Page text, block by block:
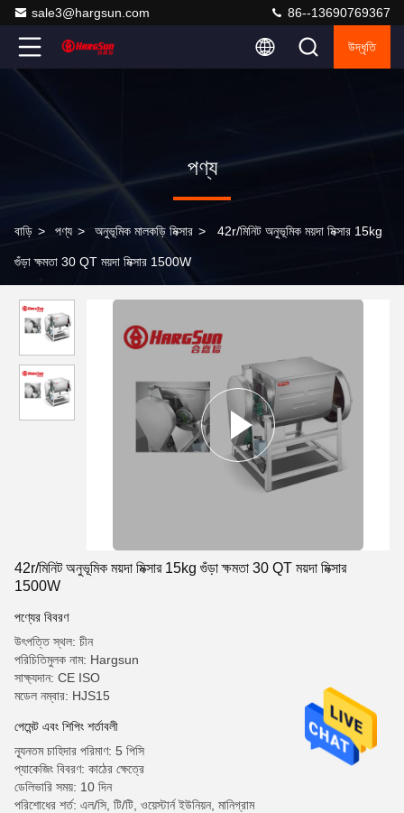
sale3@hargsun.com 86--13690769367
উদ্ধৃতি
পণ্য
বাড়ি > পণ্য > অনুভূমিক মালকড়ি মিক্সার > 42r/মিনিট অনুভূমিক ময়দা মিক্সার 15kg
গুঁড়া ক্ষমতা 30 QT ময়দা মিক্সার 1500W
42r/মিনিট অনুভূমিক ময়দা মিক্সার 15kg গুঁড়া ক্ষমতা 30 QT ময়দা মিক্সার
1500W
পণ্যের বিবরণ
উৎপত্তি স্থল: চীন
পরিচিতিমুলক নাম: Hargsun
সাক্ষ্যদান: CE ISO
মডেল নম্বার: HJS15
পেমেন্ট এবং শিপিং শর্তাবলী
ন্যূনতম চাহিদার পরিমাণ: 5 পিসি
প্যাকেজিং বিবরণ: কাঠের ক্ষেত্রে
ডেলিভারি সময়: 10 দিন
পরিশোধের শর্ত: এল/সি, টি/টি, ওয়েস্টার্ন ইউনিয়ন, মানিগ্রাম